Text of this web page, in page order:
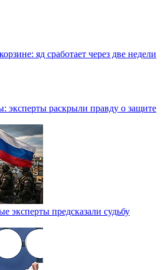
яд сработает через две недели
эксперты раскрыли правду о защите
эксперты предсказали судьбу